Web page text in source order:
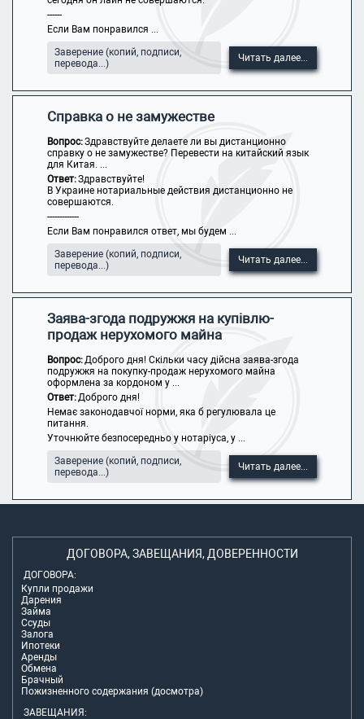
------
Если Вам понравился ...
Заверение (копий, подписи,
перевода...)
Читать далее...
Справка о не замужестве
Вопрос:Здравствуйте делаете ли вы дистанционно
справку о не замужестве? Перевести на китайский язык
для Китая. ...
Ответ:Здравствуйте!
В Украине нотариальные действия дистанционно не
совершаются.
-------------
Если Вам понравился ответ, мы будем ...
Заверение (копий, подписи,
перевода...)
Читать далее...
Заява-згода подружжя на купівлю-
продаж нерухомого майна
Вопрос:Доброго дня! Скільки часу дійсна заява-згода
подружжя на покупку-продаж нерухомого майна
оформлена за кордоном у ...
Ответ:Доброго дня!
Немає законодавчої норми, яка б регулювала це
питання.
Уточнюйте безпосередньо у нотаріуса, у ...
Заверение (копий, подписи,
перевода...)
Читать далее...
ДОГОВОРА, ЗАВЕЩАНИЯ, ДОВЕРЕННОСТИ
ДОГОВОРА:
Купли продажи
Дарения
Займа
Ссуды
Залога
Ипотеки
Аренды
Обмена
Брачный
Пожизненного содержания (досмотра)
ЗАВЕЩАНИЯ: